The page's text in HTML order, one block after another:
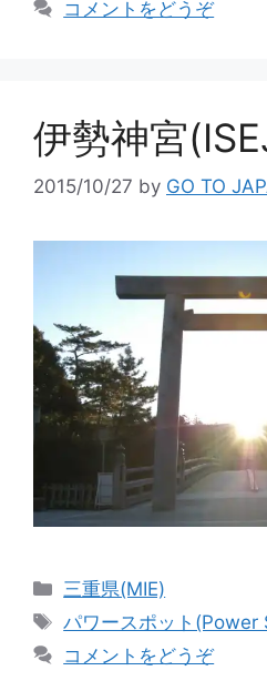
コメントをどうぞ
伊勢神宮
2015/10/27 by GO TO
カ
テ
リ
三重県(MIE)
タ
グ
パワースポット(Power
コメントをどうぞ